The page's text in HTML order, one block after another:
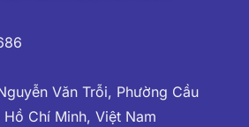
Văn Trỗi, Phường Cầu
Chí Minh, Việt Nam